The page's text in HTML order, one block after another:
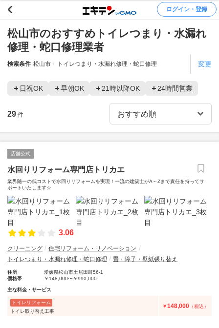
ログイン・登録
松山市のおすすめトイレつまり・水漏れ
修理・蛇口修理業者
検索条件 松山市 トイレつまり・水漏れ修理・蛇口修理 変更
日祝OK 早朝OK 21時以降OK 24時間営業
29 件
店舗公式
水回りリフォーム専門店トリカエ
業界随一の低コストで水回りリフォームを実現！一流の建築士がA～Zまで責任を持ってサ
ポートいたします☆
3.06
クリーニング
住宅リフォーム・リノベーション
トイレつまり・水漏れ修理・蛇口修理
畳・障子・壁紙張り替え
住所
愛媛県松山市土居田町56-1
価格帯
￥148,000〜￥990,000
主な料金・サービス
トイレリフォーム
トイレ取り替え工事
￥148,000 （税込）